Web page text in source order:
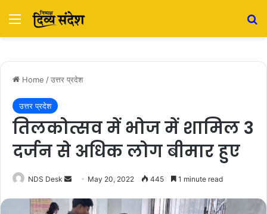
Menu
Home /उत्तर प्रदेश
उत्तर प्रदेश
तिलकोत्सव में भोज में शामिल 3
दर्जन से अधिक लोग बीमार हुए
NDS Desk
n
May 20, 2022 445 1 minute read